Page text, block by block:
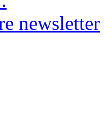
newsletter